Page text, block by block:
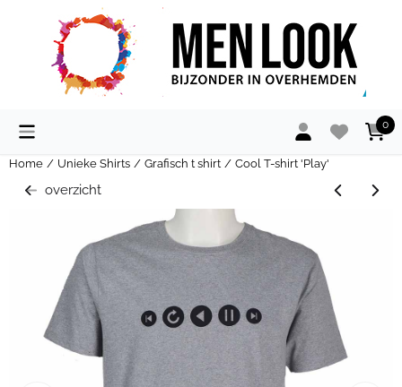
Cookievoorkeuren zijn momenteel gesloten.
0
Home / Unieke Shirts / Grafisch t shirt / Cool T-shirt 'Play'
overzicht